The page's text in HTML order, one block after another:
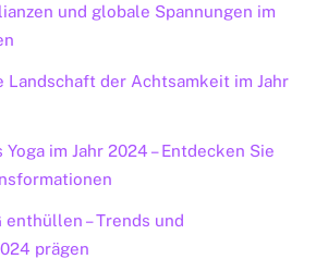
und globale Spannungen im
Landschaft der Achtsamkeit im Jahr
im Jahr 2024 – Entdecken Sie
– Trends und
prägen